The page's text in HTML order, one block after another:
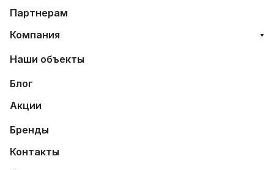
Партнерам
Компания
Наши объекты
Блог
Акции
Бренды
Контакты